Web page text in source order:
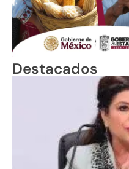
Destacados